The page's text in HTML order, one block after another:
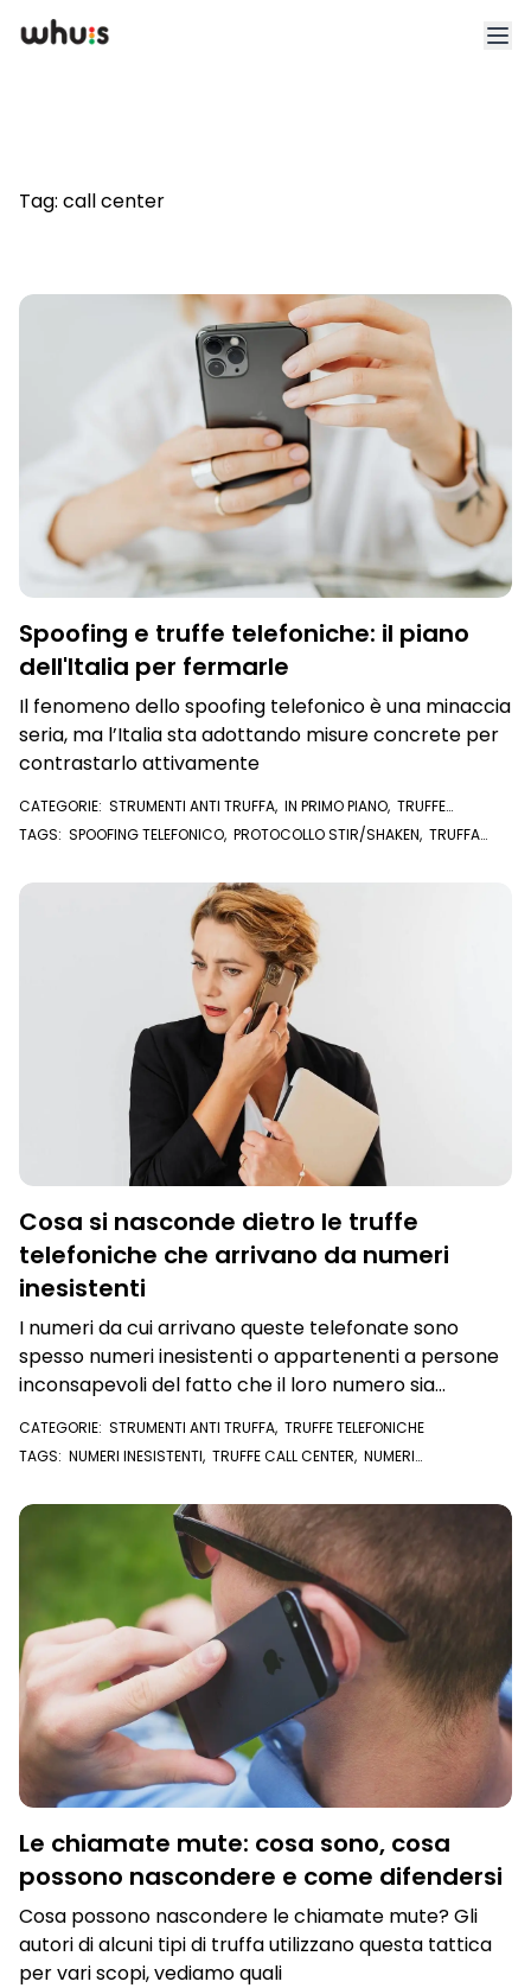
Blog
Accedi Registrati
Tag: call center
Spoofing e truffe telefoniche: il piano
dell'Italia per fermarle
Il fenomeno dello spoofing telefonico è una minaccia
seria, ma l’Italia sta adottando misure concrete per
contrastarlo attivamente
CATEGORIE: STRUMENTI ANTI TRUFFA, IN PRIMO PIANO, TRUFFE
TELEFONICHE
TAGS: SPOOFING TELEFONICO, PROTOCOLLO STIR/SHAKEN, TRUFFA
Cosa si nasconde dietro le truffe
telefoniche che arrivano da numeri
inesistenti
I numeri da cui arrivano queste telefonate sono
spesso numeri inesistenti o appartenenti a persone
inconsapevoli del fatto che il loro numero sia
CATEGORIE: STRUMENTI ANTI TRUFFA, TRUFFE TELEFONICHE
TAGS: NUMERI INESISTENTI, TRUFFE CALL CENTER, NUMERI
Le chiamate mute: cosa sono, cosa
possono nascondere e come difendersi
Cosa possono nascondere le chiamate mute? Gli
autori di alcuni tipi di truffa utilizzano questa tattica
per vari scopi, vediamo quali